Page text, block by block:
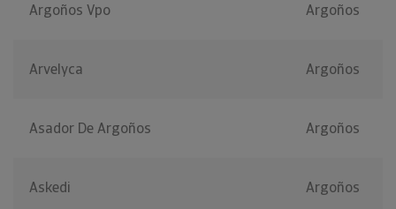
Argoños Vpo Argoños
Arvelyca Argoños
Asador De Argoños Argoños
Askedi Argoños